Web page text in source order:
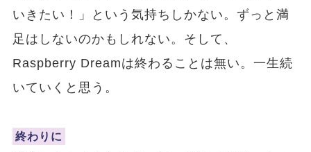
いきたい！」という気持ちしかない。ずっと満
足はしないのかもしれない。そして、
Raspberry Dreamは終わることは無い。一生続
いていくと思う。
終わりに